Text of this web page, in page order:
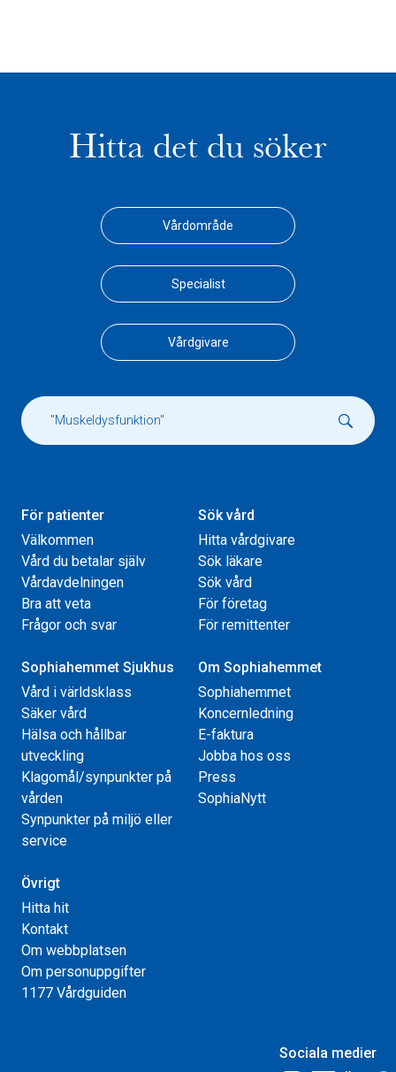
Hitta det du söker
Vårdområde
Specialist
Vårdgivare
För patienter
Välkommen
Vård du betalar själv
Vårdavdelningen
Bra att veta
Frågor och svar
Sök vård
Hitta vårdgivare
Sök läkare
Sök vård
För företag
För remittenter
Sophiahemmet Sjukhus
Vård i världsklass
Säker vård
Hälsa och hållbar
utveckling
Klagomål/synpunkter på
vården
Synpunkter på miljö eller
service
Om Sophiahemmet
Sophiahemmet
Koncernledning
E-faktura
Jobba hos oss
Press
SophiaNytt
Övrigt
Hitta hit
Kontakt
Om webbplatsen
Om personuppgifter
1177 Vårdguiden
Sociala medier